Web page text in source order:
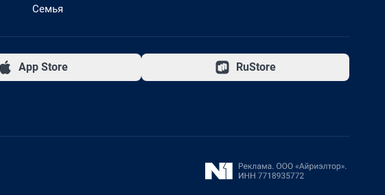
Семья
App Store RuStore